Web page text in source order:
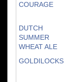
COURAGE
DUTCH
SUMMER
WHEAT ALE
GOLDILOCKS